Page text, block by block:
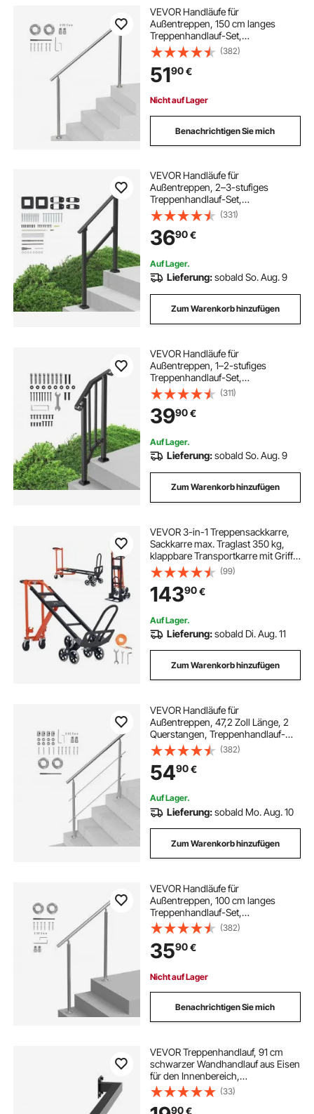
VEVOR Handläufe für
Außentreppen, 150 cm langes
Treppenhandlauf-Set,
Übergangsgeländer aus Edelstahl
mit Montagesatz, doppelsäulige
Treppenhandläufe für Senioren,
Veranda und Terrasse
(382)
5190€
Nicht auf Lager
Benachrichtigen Sie mich
VEVOR Handläufe für
Außentreppen, 2–3-stufiges
Treppenhandlauf-Set,
Übergangsgeländer aus
Karbonstahl mit Montagesatz,
Treppengeländer für Senioren,
Betonstufen & Veranda & Deck,
schwarzes Vierkantrohr
(331)
3690€
Auf Lager.
Lieferung:sobald So. Aug. 9
Zum Warenkorb hinzufügen
VEVOR Handläufe für
Außentreppen, 1–2-stufiges
Treppenhandlauf-Set,
Übergangsgeländer aus
Karbonstahl mit Montagesatz,
Treppengeländer für Senioren,
Betonstufen & Veranda & Deck,
schwarzer Retro-Bogen
(311)
3990€
Auf Lager.
Lieferung:sobald So. Aug. 9
Zum Warenkorb hinzufügen
VEVOR 3-in-1 Treppensackkarre,
Sackkarre max. Traglast 350 kg,
klappbare Transportkarre mit Griff &
Rädern, Treppensteiger-
Transportwagen, Stapelkarre,
Treppensteigerwagen, Orange &
Silber
(99)
14390€
Auf Lager.
Lieferung:sobald Di. Aug. 11
Zum Warenkorb hinzufügen
VEVOR Handläufe für
Außentreppen, 47,2 Zoll Länge, 2
Querstangen, Treppenhandlauf-
Set, Übergangsgeländer aus
Edelstahl mit Montagesatz,
doppelsäulige Treppenhandläufe für
Senioren, Veranda und Terrasse
(382)
5490€
Auf Lager.
Lieferung:sobald Mo. Aug. 10
Zum Warenkorb hinzufügen
VEVOR Handläufe für
Außentreppen, 100 cm langes
Treppenhandlauf-Set,
Übergangsgeländer aus Edelstahl
mit Montagesatz, doppelsäulige
Treppenhandläufe für Senioren,
Veranda und Terrasse
(382)
3590€
Nicht auf Lager
Benachrichtigen Sie mich
VEVOR Treppenhandlauf, 91 cm
schwarzer Wandhandlauf aus Eisen
für den Innenbereich,
Treppengeländer 113 kg Tragkraft,
Industrieller Geländerhandlauf für
Stufen, Vierkantrohr für Loft-
(33)
90€